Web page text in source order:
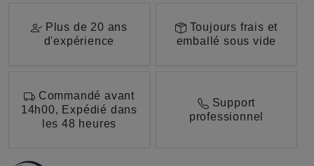
Plus de 20 ans
d'expérience
Toujours frais et
emballé sous vide
Commandé avant
14h00, Expédié dans
les 48 heures
Support
professionnel